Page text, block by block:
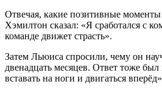
Отвечая, какие позитивные
Хэмилтон сказал: «Я сработался с
команде движет страсть».
Затем Льюиса спросили, чему он
двенадцать месяцев. Ответ тоже
вставать на ноги и двигаться